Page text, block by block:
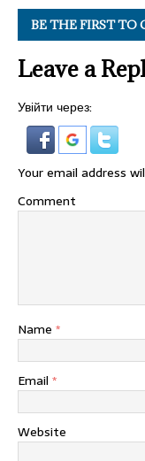
BE THE FIRST TO
Leave a
Увійти через:
Your email address
Comment
Name *
Email *
Website